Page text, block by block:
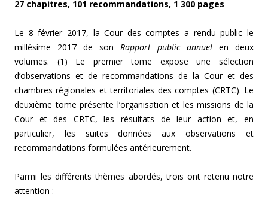
27 chapitres, 101 recommandations, 1 300 pages
Le 8 février 2017, la Cour des comptes a rendu public le
millésime 2017 de son Rapport public annuel en deux
volumes. (1) Le premier tome expose une sélection
d’observations et de recommandations de la Cour et des
chambres régionales et territoriales des comptes (CRTC). Le
deuxième tome présente l’organisation et les missions de la
Cour et des CRTC, les résultats de leur action et, en
particulier, les suites données aux observations et
recommandations formulées antérieurement.
Parmi les différents thèmes abordés, trois ont retenu notre
attention :